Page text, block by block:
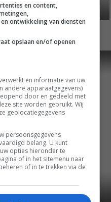
en content,
ontwikkeling van diensten
opslaan en/of openen
en informatie van uw
andere apparaatgegevens)
door en gedeeld met
site worden gebruikt. Wij
geolocatiegegevens
persoonsgegevens
belang. U kunt
opties hieronder te
of in het sitemenu naar
of in te trekken via de